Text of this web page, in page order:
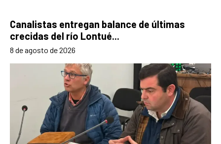
Canalistas entregan balance de últimas
crecidas del río Lontué...
8 de agosto de 2026